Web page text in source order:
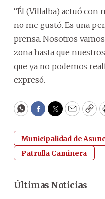
“Él (Villalba) actuó con
no me gustó. Es una
prensa. Nosotros
zona hasta que
que ya no podemos
expresó.
WhatsApp
Facebook
Twitter
Email
Municipalidad de
Patrulla Caminera
Últimas Noticias